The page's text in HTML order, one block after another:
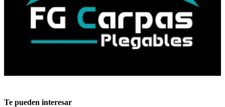
Te pueden interesar